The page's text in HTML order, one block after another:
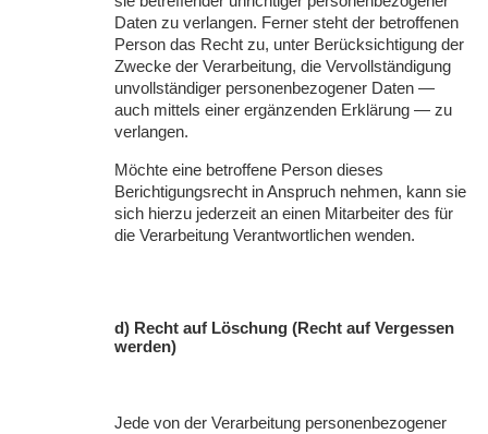
Daten zu verlangen. Ferner steht der betroffenen
Person das Recht zu, unter Berücksichtigung der
Zwecke der Verarbeitung, die Vervollständigung
unvollständiger personenbezogener Daten —
auch mittels einer ergänzenden Erklärung — zu
verlangen.
Möchte eine betroffene Person dieses
Berichtigungsrecht in Anspruch nehmen, kann sie
sich hierzu jederzeit an einen Mitarbeiter des für
die Verarbeitung Verantwortlichen wenden.
d) Recht auf Löschung (Recht auf Vergessen
werden)
Jede von der Verarbeitung personenbezogener